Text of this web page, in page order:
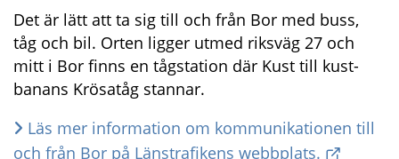
Det är lätt att ta sig till och från Bor med buss,
tåg och bil. Orten ligger utmed riksväg 27 och
mitt i Bor finns en tågstation där Kust till kust-
banans Krösatåg stannar.
Läs mer information om kommunikationen till
och från Bor på Länstrafikens webbplats.